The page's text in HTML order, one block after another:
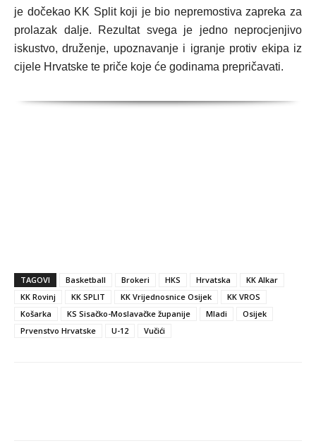
je dočekao KK Split koji je bio nepremostiva zapreka za
prolazak dalje. Rezultat svega je jedno neprocjenjivo
iskustvo, druženje, upoznavanje i igranje protiv ekipa iz
cijele Hrvatske te priče koje će godinama prepričavati.
TAGOVI Basketball Brokeri HKS Hrvatska
KK Alkar
KK Rovinj
KK SPLIT KK Vrijednosnice Osijek
KK VROS
Košarka
KS Sisačko-Moslavačke županije Mladi
Osijek
Prvenstvo Hrvatske
U-12 Vučići